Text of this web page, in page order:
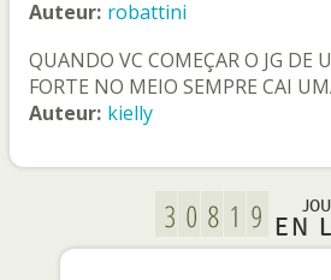
Auteur: robattini
QUANDO VC COMEÇAR O JG DE
FORTE NO MEIO SEMPRE CAI
Auteur: kielly
EN